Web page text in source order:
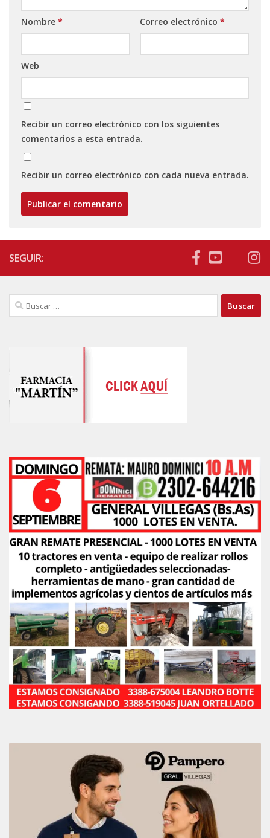
Nombre * Correo electrónico *
Web
Recibir un correo electrónico con los siguientes
comentarios a esta entrada.
Recibir un correo electrónico con cada nueva entrada.
SEGUIR:
Buscar: